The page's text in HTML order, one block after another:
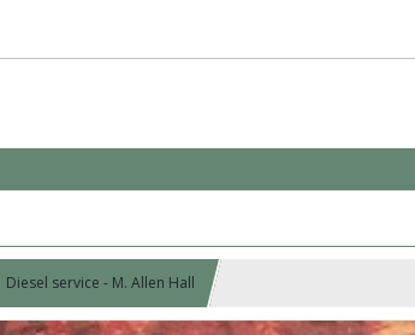
Diesel service - M. Allen Hall